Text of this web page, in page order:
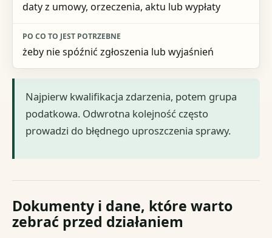
daty z umowy, orzeczenia, aktu lub wypłaty
żeby nie spóźnić zgłoszenia lub wyjaśnień
Najpierw kwalifikacja zdarzenia, potem grupa
podatkowa. Odwrotna kolejność często
prowadzi do błędnego uproszczenia sprawy.
Dokumenty i dane, które warto
zebrać przed działaniem